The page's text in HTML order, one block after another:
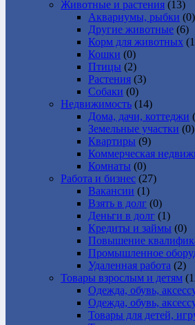
Животные и растения (13)
Аквариумы, рыбки (0)
Другие животные (6)
Корм для животных
Кошки (0)
Птицы (2)
Растения (3)
Собаки (0)
Недвижимость (14)
Дома, дачи, коттеджи
Земельные участки (0)
Квартиры (9)
Коммерческая
Комнаты (0)
Работа и бизнес (27)
Вакансии (1)
Взять в долг (0)
Деньги в долг (1)
Кредиты и займы (0)
Повышение
Промышленное
Удаленная работа (2)
Товары взрослым и детям
Одежда, обувь,
Одежда, обувь,
Товары для детей,